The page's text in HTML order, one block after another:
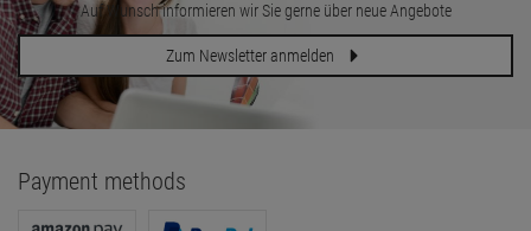
Auf Wunsch informieren wir Sie gerne über neue Angebote
Zum Newsletter anmelden
Payment methods